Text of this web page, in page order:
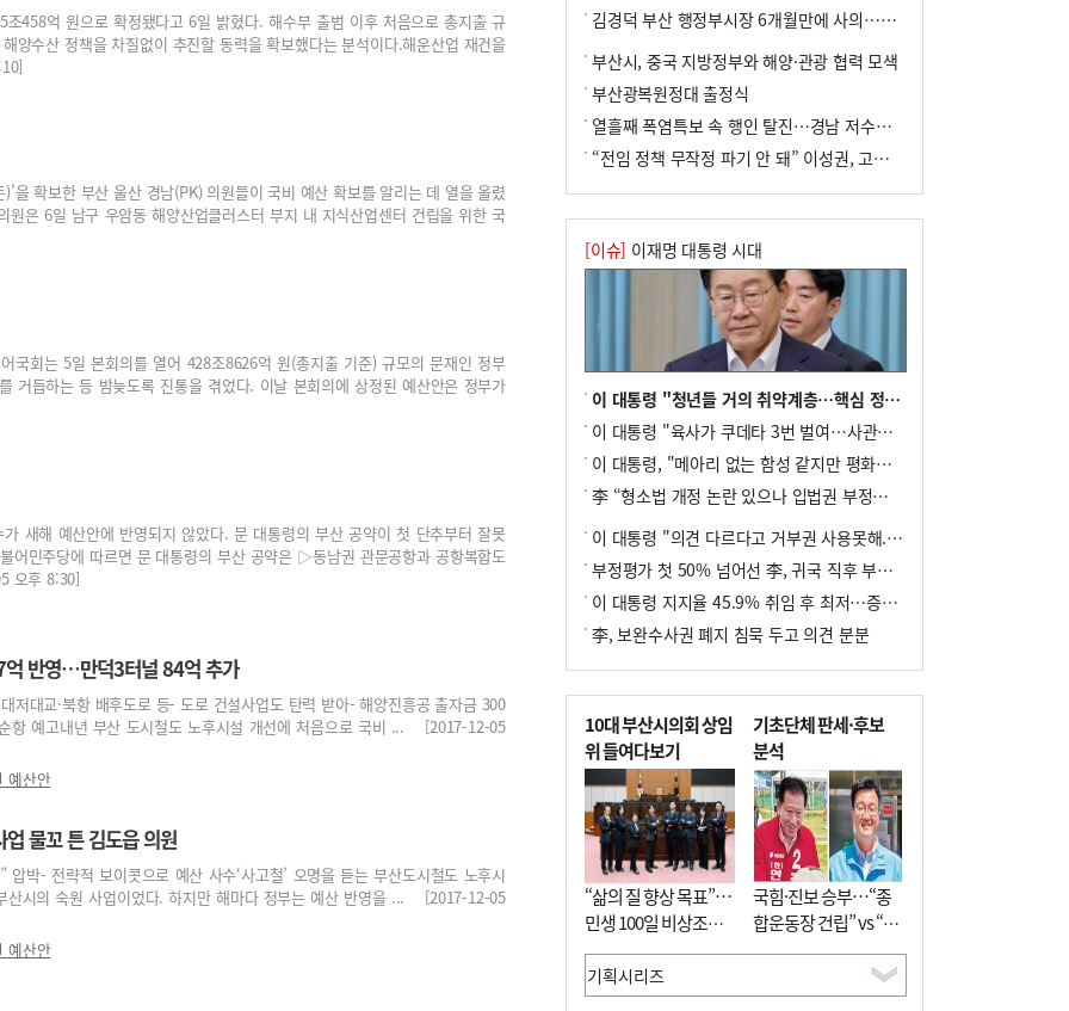
458억 원으로 확정됐다고 6일 밝혔다. 해수부 출범 이후 처음으로 총지출 규
양수산 정책을 차질없이 추진할 동력을 확보했다는 분석이다.해운산업 재건을
을 확보한 부산 울산 경남(PK) 의원들이 국비 예산 확보를 알리는 데 열을 올렸
은 6일 남구 우암동 해양산업클러스터 부지 내 지식산업센터 건립을 위한 국
국회는 5일 본회의를 열어 428조8626억 원(총지출 기준) 규모의 문재인 정부
거듭하는 등 밤늦도록 진통을 겪었다. 이날 본회의에 상정된 예산안은 정부가
새해 예산안에 반영되지 않았다. 문 대통령의 부산 공약이 첫 단추부터 잘못
어민주당에 따르면 문 대통령의 부산 공약은 ▷동남권 관문공항과 공항복합도
오후 8:30]
억 반영…만덕3터널 84억 추가
저대교·북항 배후도로 등- 도로 건설사업도 탄력 받아- 해양진흥공 출자금 300
항 예고내년 부산 도시철도 노후시설 개선에 처음으로 국비 ... [2017-12-05
예산안
물꼬 튼 김도읍 의원
압박- 전략적 보이콧으로 예산 사수‘사고철’ 오명을 듣는 부산도시철도 노후시
산시의 숙원 사업이었다. 하지만 해마다 정부는 예산 반영을 ... [2017-12-05
예산안
김경덕 부산 행정부시장 6개월만에 사의…후임 인선 촉각
부산시, 중국 지방정부와 해양·관광 협력 모색
부산광복원정대 출정식
열흘째 폭염특보 속 행인 탈진…경남 저수율 평년의 절반
“전임 정책 무작정 파기 안 돼” 이성권, 고강도 ‘전재수 견제’ 예고
[이슈] 이재명 대통령 시대
이 대통령 "청년들 거의 취약계층…핵심 정책 재편""
이 대통령 "육사가 쿠데타 3번 벌여…사관학교 통합 신속히 추진"
이 대통령, "메아리 없는 함성 같지만 평화공존책 계속해야"
李 “형소법 개정 논란 있으나 입법권 부정할 만큼은 아냐”(종합)
이 대통령 "의견 다르다고 거부권 사용못해.. 입법권 부정할 상황이라 보기 어려워"
부정평가 첫 50% 넘어선 李, 귀국 직후 부동산·증시 점검(종합)
이 대통령 지지율 45.9% 취임 후 최저…증시 폭락·연임 개헌 논란 영향
李, 보완수사권 폐지 침묵 두고 의견 분분
10대 부산시의회 상임
위 들여다보기
“삶의 질 향상 목표”…
민생 100일 비상조치
면밀 심사
기초단체 판세·후보
분석
국힘·진보 승부…“종
합운동장 건립” vs “출
근 공공버스 도입”